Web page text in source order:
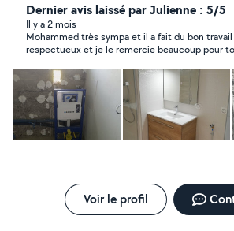
Dernier avis laissé par Julienne : 5/5
Il y a 2 mois
Mohammed très sympa et il a fait du bon
respectueux et je le remercie beaucoup pour
Voir le profil